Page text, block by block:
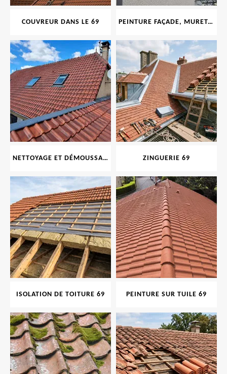
COUVREUR DANS LE 69 PEINTURE FAÇADE, MURET, TOITURE, BOISERIE, FERRONERIE, GOUTTIÈRE 69
NETTOYAGE ET DÉMOUSSAGE DE TOITURE ET FAÇADE 69 ZINGUERIE 69
ISOLATION DE TOITURE 69 PEINTURE SUR TUILE 69